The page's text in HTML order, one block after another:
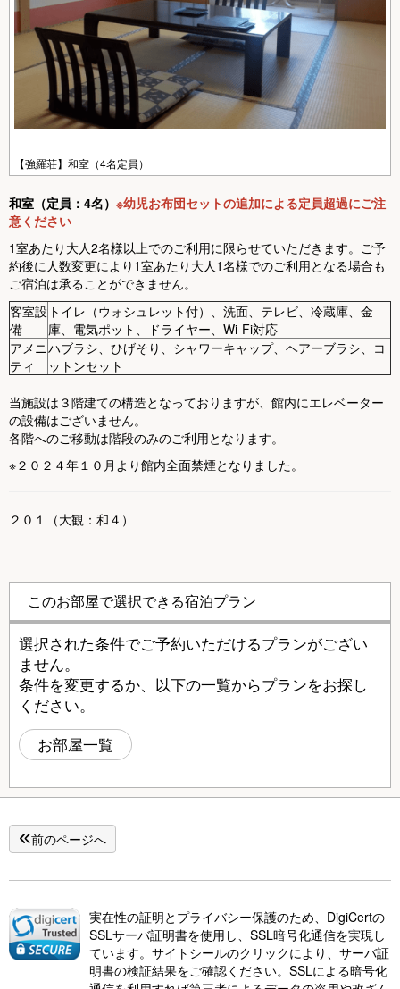
【強羅荘】和室（4名定員）
和室（定員：4名） ※幼児お布団セットの追加による定員超過にご注
意ください
1室あたり大人2名様以上でのご利用に限らせていただきます。ご予
約後に人数変更により1室あたり大人1名様でのご利用となる場合も
ご宿泊は承ることができません。
客室設
備
トイレ（ウォシュレット付）、洗面、テレビ、冷蔵庫、金
庫、電気ポット、ドライヤー、Wi-Fi対応
アメニ
ティ
ハブラシ、ひげそり、シャワーキャップ、ヘアーブラシ、コ
ットンセット
当施設は３階建ての構造となっておりますが、館内にエレベーター
の設備はございません。
各階へのご移動は階段のみのご利用となります。
※２０２４年１０月より館内全面禁煙となりました。
２０１（大観：和４）
このお部屋で選択できる宿泊プラン
選択された条件でご予約いただけるプランがござい
ません。
条件を変更するか、以下の一覧からプランをお探し
ください。
お部屋一覧
前のページへ
実在性の証明とプライバシー保護のため、DigiCertの
SSLサーバ証明書を使用し、SSL暗号化通信を実現し
ています。サイトシールのクリックにより、サーバ証
明書の検証結果をご確認ください。SSLによる暗号化